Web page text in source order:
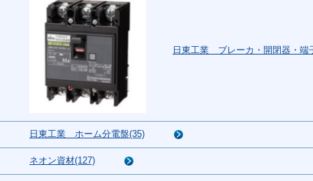
日東工業 ブレーカ・開閉器・端
日東工業 ホーム分電盤(35)
ネオン資材(127)